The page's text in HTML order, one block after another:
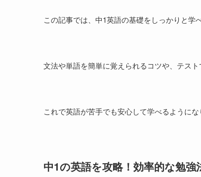
この記事では、中1英語の基礎をしっかりと学
文法や単語を簡単に覚えられるコツや、テスト
これで英語が苦手でも安心して学べるようにな
中1の英語を攻略！効率的な勉強